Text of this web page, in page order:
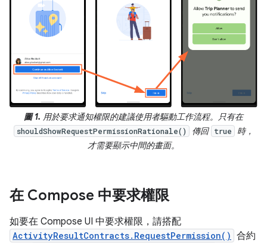
圖 1. 用於要求通知權限的建議使用者驅動工作流程。只有在
shouldShowRequestPermissionRationale() 傳回 true
時，
才需要顯示中間的畫面。
在 Compose 中要求權限
如要在 Compose UI 中要求權限，請搭配
ActivityResultContracts.RequestPermission() 合約